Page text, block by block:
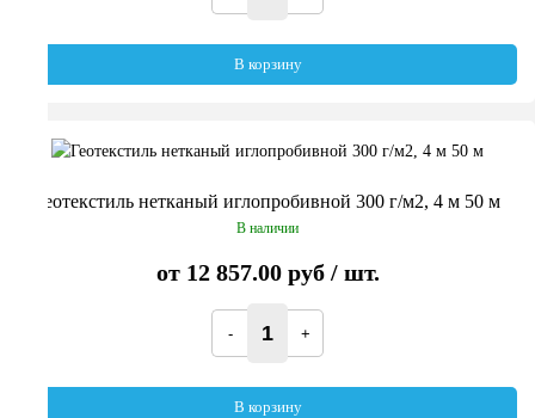
В корзину
Геотекстиль нетканый иглопробивной 300 г/м2, 4 м 50 м
В наличии
от 12 857.00 руб/ шт.
В корзину